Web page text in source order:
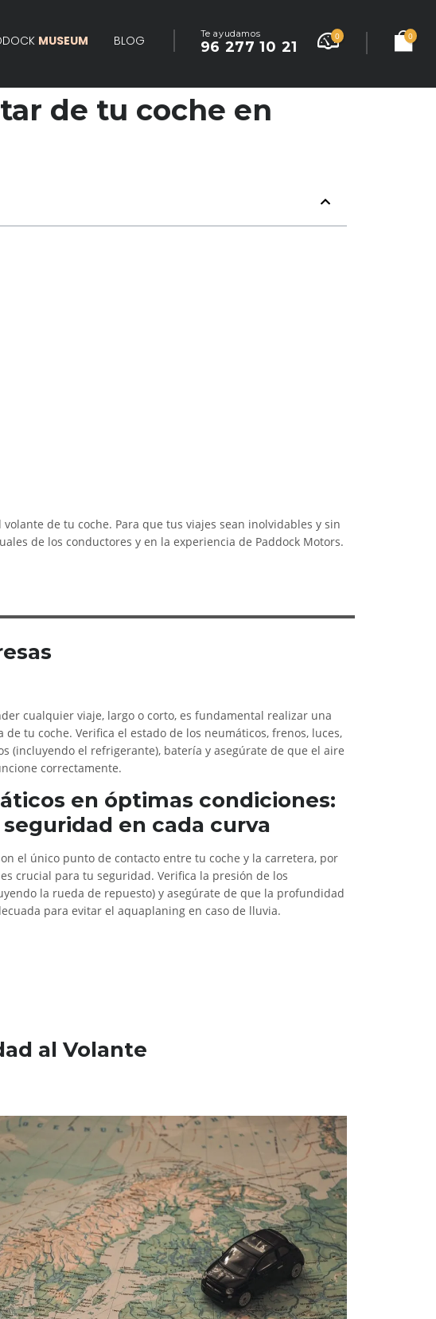
MUSEUM BLOG Te ayudamos
96 277 10 21
0 0
de tu coche en
de tu coche. Para que tus viajes sean inolvidables y sin
de los conductores y en la experiencia de Paddock Motors.
cualquier viaje, largo o corto, es fundamental realizar una
de tu coche. Verifica el estado de los neumáticos, frenos, luces,
(incluyendo el refrigerante), batería y asegúrate de que el aire
correctamente.
en óptimas condiciones:
en cada curva
el único punto de contacto entre tu coche y la carretera, por
crucial para tu seguridad. Verifica la presión de los
la rueda de repuesto) y asegúrate de que la profundidad
para evitar el aquaplaning en caso de lluvia.
al Volante